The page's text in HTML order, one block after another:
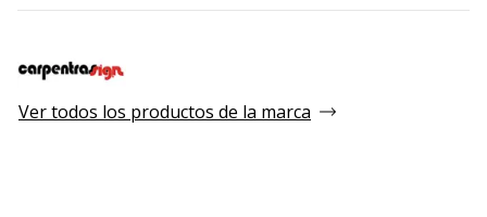
Ver todos los productos de la marca